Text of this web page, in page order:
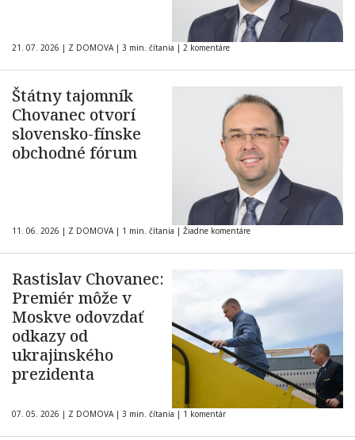
21. 07. 2026 | Z DOMOVA | 3 min. čítania | 2 komentáre
Štátny tajomník
Chovanec otvorí
slovensko-fínske
obchodné fórum
11. 06. 2026 | Z DOMOVA | 1 min. čítania | Žiadne komentáre
Rastislav Chovanec:
Premiér môže v
Moskve odovzdať
odkazy od
ukrajinského
prezidenta
07. 05. 2026 | Z DOMOVA | 3 min. čítania | 1 komentár